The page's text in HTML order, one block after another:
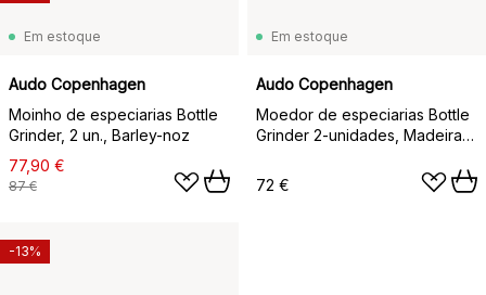
Em estoque
Audo Copenhagen
Moinho de especiarias Bottle
Grinder, 2 un., Barley-noz
77,90 €
87 €
Em estoque
Audo Copenhagen
Moedor de especiarias Bottle
Grinder 2-unidades, Madeira
72 €
-13%